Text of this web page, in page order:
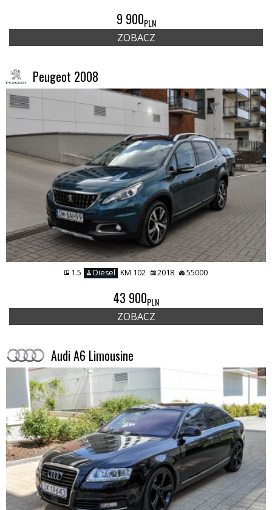
9 900PLN
ZOBACZ
Peugeot 2008
1.5 Diesel KM 102 2018 55000
43 900PLN
ZOBACZ
Audi A6 Limousine